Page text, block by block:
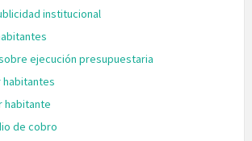
institucional
ejecución presupuestaria
habitante
de cobro